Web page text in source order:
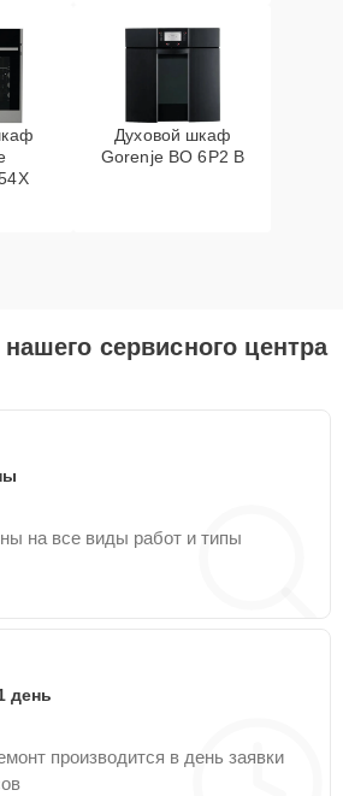
Духовой шкаф
Gorenje BO 6P2 B
сервисного центра
на все виды работ и типы
день
производится в день заявки